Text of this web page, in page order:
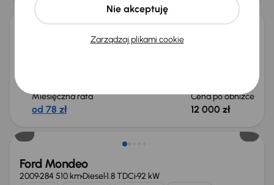
Miesięczna rata
od 78 zł
Cena po obniżce
12 000 zł
Ford Mondeo
2009284 510 kmDiesel1.8 TDCi92 kW
Zarządzaj plikami cookie
Nie akceptuję